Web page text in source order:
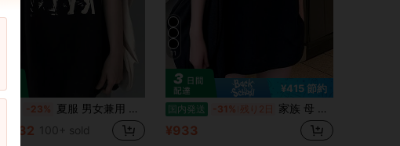
-23% 夏服 男女兼用 少女猫プリント 春夏 かわいいカジュアル 半袖 トップス 婦人 ゆったりルーズ 着痩せ 洋服 日常着?プレゼント 100% コットン おもしろ t シャツ
¥1,032 100+ sold
11
¥415 節約
国内発送 -31% 残り2日 家族 母 父 娘 嫁 旦那 息子 tシャツ おもしろtシャツ 面白いtシャツ おもしろ メンズ 半袖 プレゼント パロディ
¥933